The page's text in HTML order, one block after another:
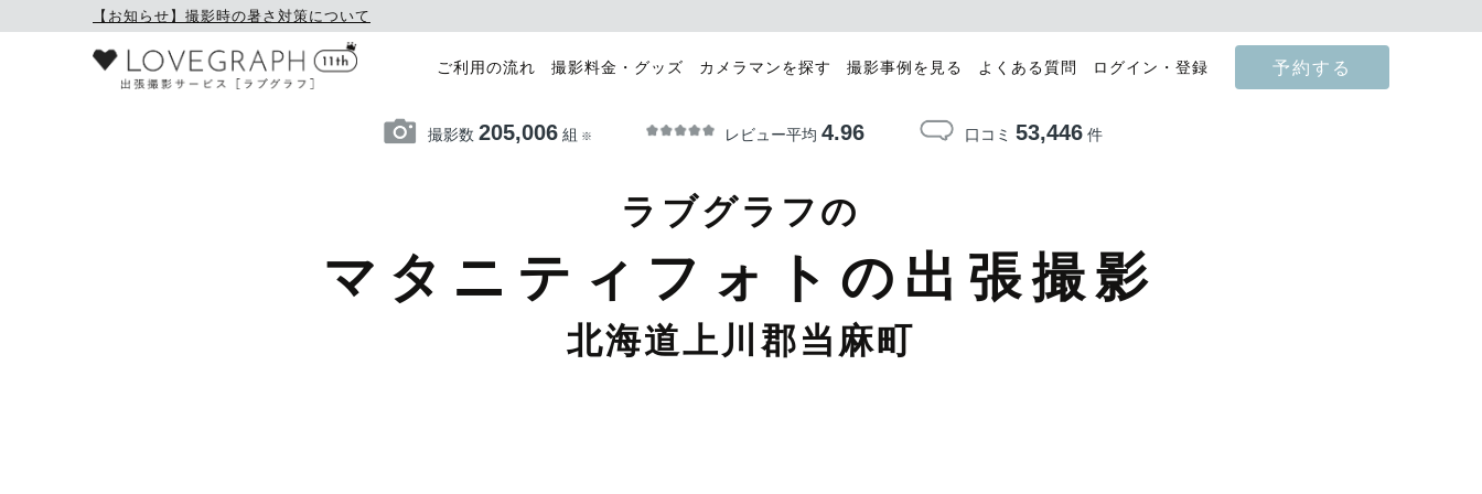
【お知らせ】撮影時の暑さ対策について
ご利用の流れ 撮影料金・グッズ カメラマンを探す 撮影事例を見る よくある質問 ログイン・登録 予約する
撮影数 205,006組 ※ レビュー平均 4.96 口コミ 53,446件
ラブグラフの
マタニティフォトの出張撮影
北海道上川郡当麻町